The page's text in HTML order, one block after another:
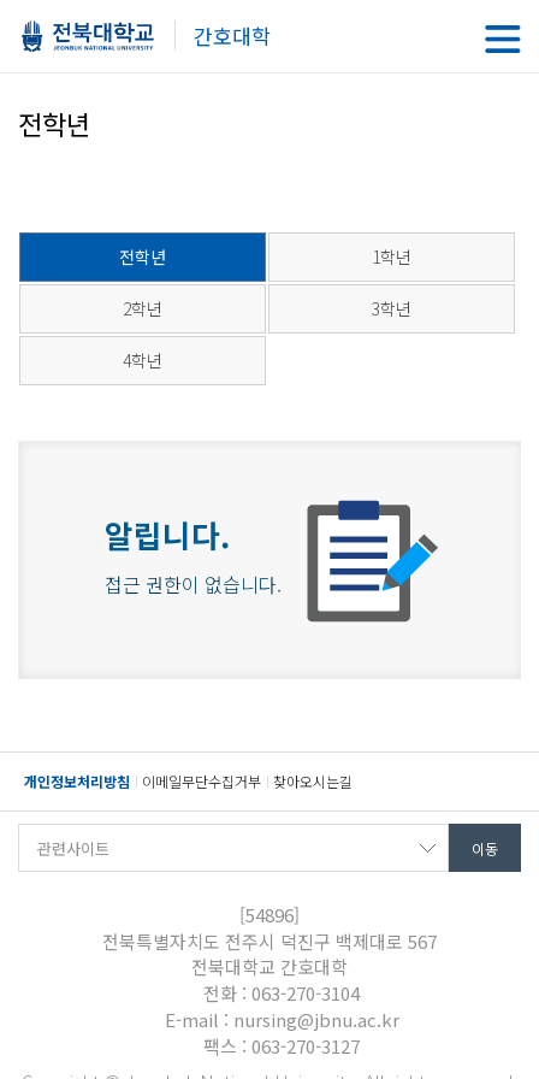
간호대학
전학년
전학년 1학년
2학년 3학년
4학년
알립니다.
접근 권한이 없습니다.
개인정보처리방침 이메일무단수집거부 찾아오시는길
[54896]
전북특별자치도 전주시 덕진구 백제대로 567
전북대학교 간호대학
전화 : 063-270-3104
E-mail : nursing@jbnu.ac.kr
팩스 : 063-270-3127